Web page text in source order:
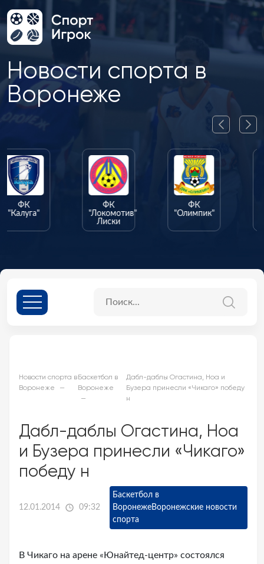
Новости спорта в
Воронеже
"Локомотив"
"Олимпик"
Новости спорта в
Воронеже
Баскетбол в
Воронеже
Дабл-даблы Огастина, Ноа и
Бузера принесли «Чикаго» победу
н
Дабл-даблы Огастина, Ноа
и Бузера принесли «Чикаго»
победу н
12.01.2014 09:32
Баскетбол в
ВоронежеВоронежские новости
спорта
В Чикаго на арене «Юнайтед-центр» состоялся